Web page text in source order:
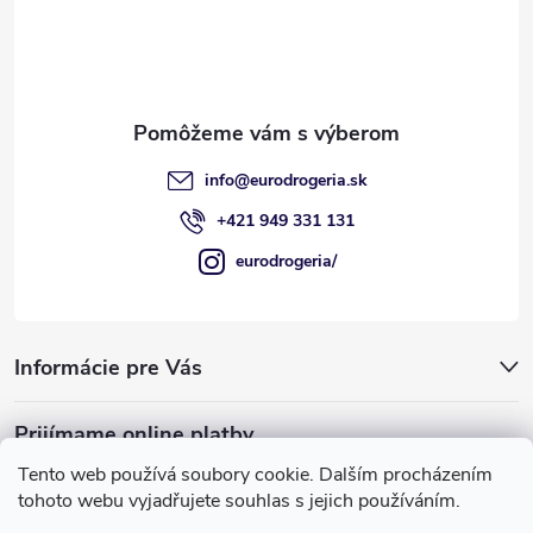
Tento web používá soubory cookie. Dalším procházením
tohoto webu vyjadřujete souhlas s jejich používáním.
Informácie pre Vás
info@eurodrogeria.sk
+421 949 331 131
eurodrogeria/
Prijímame online platby